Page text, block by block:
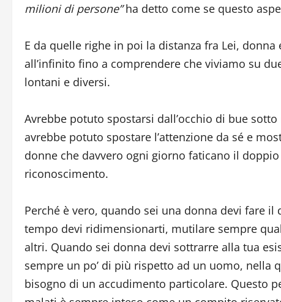
milioni di persone”ha detto come se questo
E da quelle righe in poi la distanza fra Lei,
all’infinito fino a comprendere che viviamo su
lontani e diversi.
Avrebbe potuto spostarsi dall’occhio di bue
avrebbe potuto spostare l’attenzione da sé e
donne che davvero ogni giorno faticano il
riconoscimento.
Perché è vero, quando sei una donna devi fare
tempo devi ridimensionarti, mutilare sempre
altri. Quando sei donna devi sottrarre alla tua
sempre un po’ di più rispetto ad un uomo, nella
bisogno di un accudimento particolare. Questo